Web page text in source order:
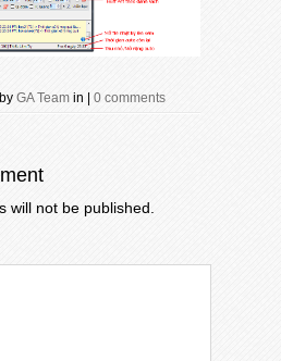
GA Team in | 0 comments
will not be published.